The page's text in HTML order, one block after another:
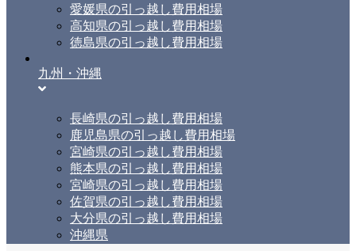
愛媛県の引っ越し費用相場
高知県の引っ越し費用相場
徳島県の引っ越し費用相場
九州・沖縄
長崎県の引っ越し費用相場
鹿児島県の引っ越し費用相場
宮崎県の引っ越し費用相場
熊本県の引っ越し費用相場
宮崎県の引っ越し費用相場
佐賀県の引っ越し費用相場
大分県の引っ越し費用相場
沖縄県